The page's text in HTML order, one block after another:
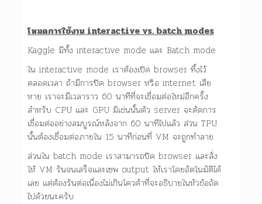
โหมดการใช้งาน interactive vs. batch modes
Kaggle มีทั้ง interactive mode และ Batch mode
ใน interactive mode เราต้องเปิด browser ทิ้งไว้
ตลอดเวลา ถ้ามีการปิด browser หรือ internet เสีย
หาย เราจะมีเวลาราว 60 นาทีที่จะเชื่อมต่อใหม่อีกครั้ง
สำหรับ CPU และ GPU มิเช่นนั้นตัว server จะตัดการ
เชื่อมต่ออย่างสมบูรณ์หลังจาก 60 นาทีไปแล้ว ส่วน TPU
นั้นต้องเชื่อมต่อภายใน 15 นาทีก่อนที่ VM จะถูกทำลาย
ส่วนใน batch mode เราสามารถปิด browser และสั่ง
ให้ VM รันจนเสร็จและเซพ output ให้เราโดยอัตโนมัติได้
เลย แต่ต้องรันต่อเนื่องไม่เกินโควต้าที่จะอธิบายในหัวข้อถัด
ไปด้วยนะครับ